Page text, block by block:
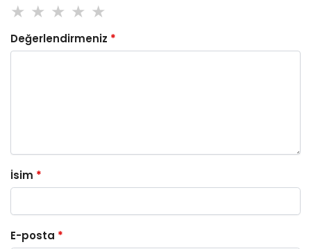
Değerlendirmeniz *
İsim *
E-posta *